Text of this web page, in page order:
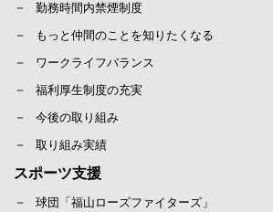
勤務時間内禁煙制度
もっと仲間のことを知りたくなる
ワークライフバランス
福利厚生制度の充実
今後の取り組み
取り組み実績
スポーツ支援
球団「福山ローズファイターズ」